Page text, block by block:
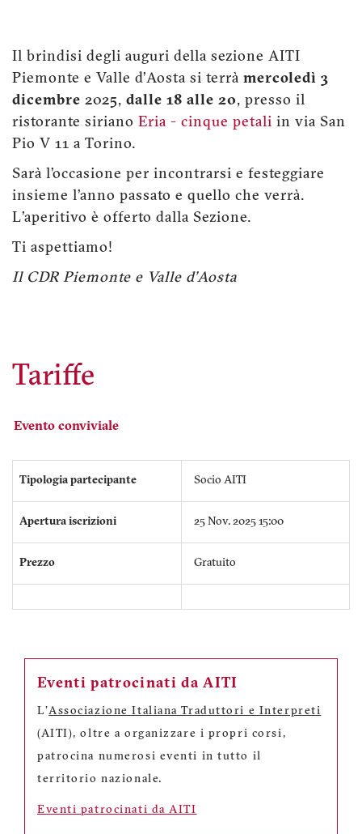
Il brindisi degli auguri della sezione AITI
Piemonte e Valle d’Aosta si terrà mercoledì 3
dicembre 2025, dalle 18 alle 20, presso il
ristorante siriano Eria - cinque petali in via San
Pio V 11 a Torino.
Sarà l’occasione per incontrarsi e festeggiare
insieme l’anno passato e quello che verrà.
L’aperitivo è offerto dalla Sezione.
Ti aspettiamo!
Il CDR Piemonte e Valle d’Aosta
Tariffe
Evento conviviale
Tipologia partecipante
Apertura iscrizioni
Prezzo
Socio AITI
25 Nov. 2025 15:00
Gratuito
Eventi patrocinati da AITI
L'Associazione Italiana Traduttori e Interpreti
(AITI), oltre a organizzare i propri corsi,
patrocina numerosi eventi in tutto il
territorio nazionale.
Eventi patrocinati da AITI